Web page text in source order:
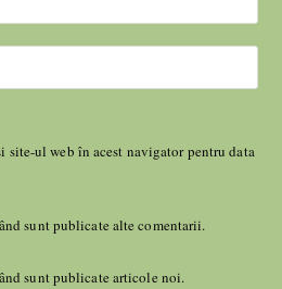
site-ul web în acest navigator pentru data
sunt publicate alte comentarii.
sunt publicate articole noi.